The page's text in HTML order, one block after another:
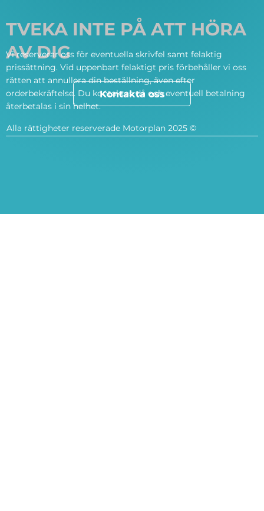
TVEKA INTE PÅ ATT HÖRA
AV DIG
Kontakta oss
Vi reserverar oss för eventuella skrivfel samt felaktig
prissättning. Vid uppenbart felaktigt pris förbehåller vi oss
rätten att annullera din beställning, även efter
orderbekräftelse. Du kontaktas då och eventuell betalning
återbetalas i sin helhet.
Alla rättigheter reserverade Motorplan 2025 ©